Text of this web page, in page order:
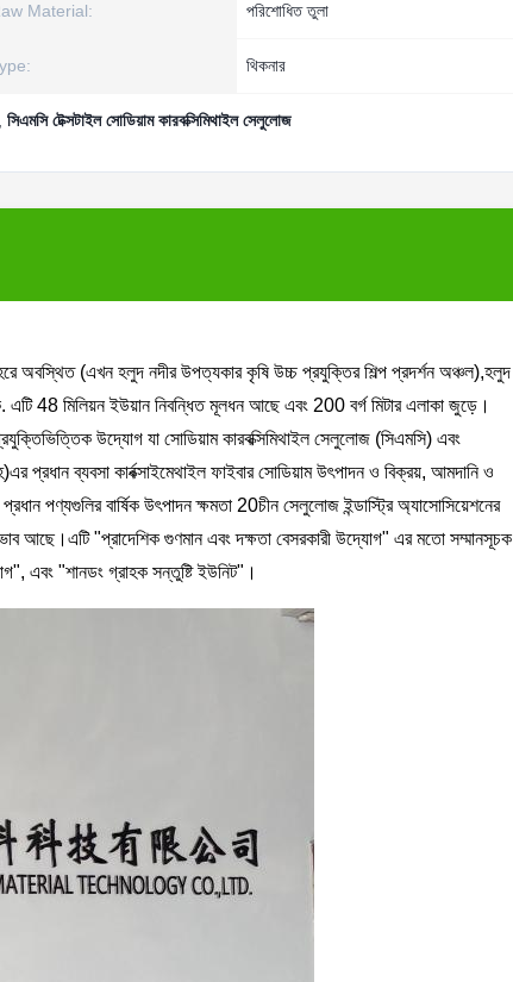
Material: পরিশোধিত তুলা
থিকনার
সিএমসি টেক্সটাইল সোডিয়াম কারবক্সিমিথাইল সেলুলোজ
অবস্থিত (এখন হলুদ নদীর উপত্যকার কৃষি উচ্চ প্রযুক্তির শিল্প প্রদর্শন অঞ্চল),হলুদ
48 মিলিয়ন ইউয়ান নিবন্ধিত মূলধন আছে এবং 200 বর্গ মিটার এলাকা জুড়ে।
উদ্যোগ যা সোডিয়াম কারবক্সিমিথাইল সেলুলোজ (সিএমসি) এবং
প্রধান ব্যবসা কার্বক্সাইমেথাইল ফাইবার সোডিয়াম উৎপাদন ও বিক্রয়, আমদানি ও
পণ্যগুলির বার্ষিক উৎপাদন ক্ষমতা 20চীন সেলুলোজ ইন্ডাস্ট্রি অ্যাসোসিয়েশনের
আছে।এটি "প্রাদেশিক গুণমান এবং দক্ষতা বেসরকারী উদ্যোগ" এর মতো সম্মানসূচক
এবং "শানডং গ্রাহক সন্তুষ্টি ইউনিট"।